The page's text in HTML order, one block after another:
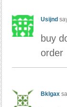
Usijnd
buy
order
Bklgax